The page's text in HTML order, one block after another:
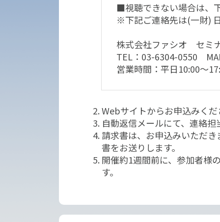
■視聴できない場合は、
※下記ご連絡先は(一財)
株式会社ファシオ セミ
TEL：03-6304-0550
営業時間：平日10:00～
Webサイトからお申込みく
自動返信メールにて、連絡
請求書は、お申込みいただ
書をお送りします。
開催約1週間前に、参加者様
す。